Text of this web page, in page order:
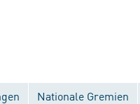
Nationale Gremien